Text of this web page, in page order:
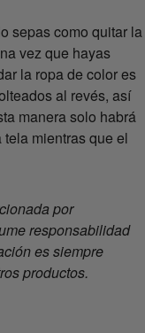
sepas como quitar la
vez que hayas
la ropa de color es
al revés, así
manera solo habrá
mientras que el
por
responsabilidad
es siempre
productos.